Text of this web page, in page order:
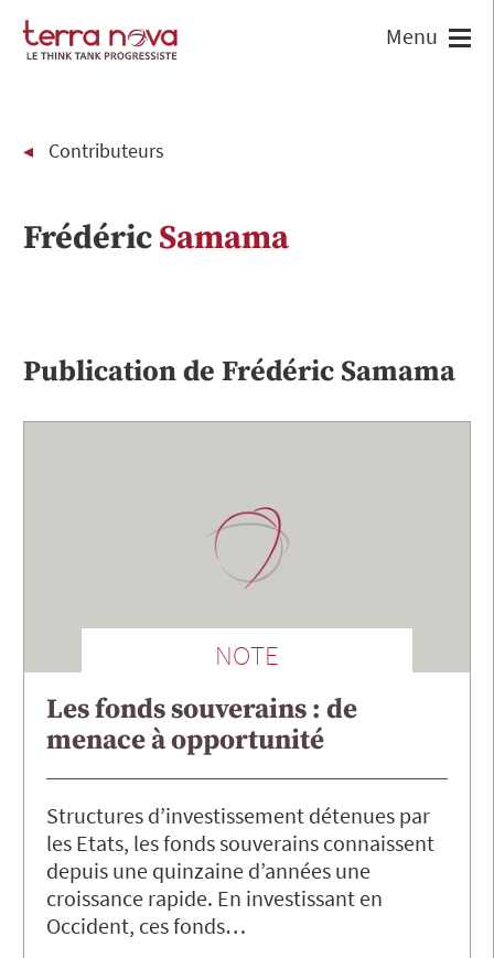
Contributeurs
FrédéricSamama
Publication de Frédéric Samama
NOTE
Les fonds souverains : de
menace à opportunité
Structures d’investissement détenues par
les Etats, les fonds souverains connaissent
depuis une quinzaine d’années une
croissance rapide. En investissant en
Occident, ces fonds…